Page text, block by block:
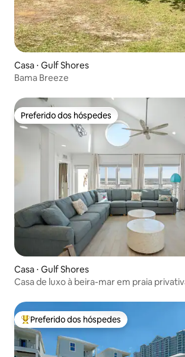
Casa ⋅ Gulf Shores
Bama Breeze
Preferido dos hóspedes
Preferido dos hóspedes
Casa ⋅ Gulf Shores
Casa de luxo à beira-mar em praia
Entre os melhores preferidos dos hóspedes
Preferido dos hóspedes